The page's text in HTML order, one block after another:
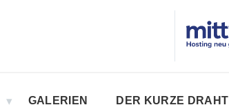
GALERIEN DER KURZE DRAHT